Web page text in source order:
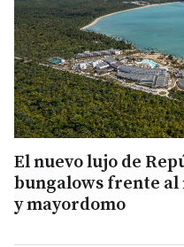
El nuevo lujo de
bungalows frente al
y mayordomo